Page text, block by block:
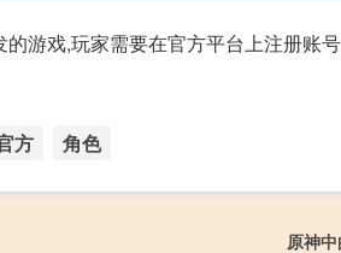
游戏,玩家需要在官方平台上注册账
方 角色
原神